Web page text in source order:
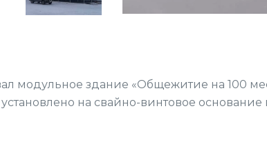
модульное здание «Общежитие на 100
на свайно-винтовое